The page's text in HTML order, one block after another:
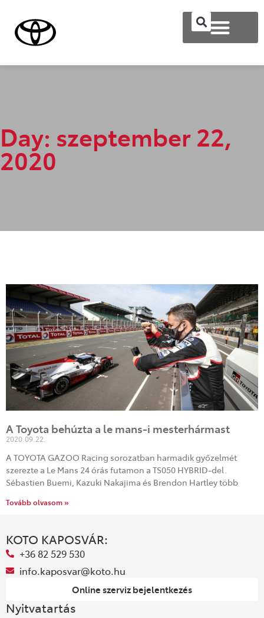
Day: szeptember 22,
2020
A Toyota behúzta a le mans-i mesterhármast
2020.09.22.
A TOYOTA GAZOO Racing sorozatban harmadik győzelmét
szerezte a Le Mans 24 órás futamon a TS050 HYBRID-del.
Sébastien Buemi, Kazuki Nakajima és Brendon Hartley több
Tovább olvasom »
KOTO KAPOSVÁR:
+36 82 529 530
info.kaposvar@koto.hu
Online szerviz bejelentkezés
Nyitvatartás